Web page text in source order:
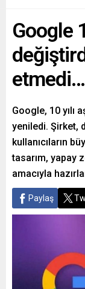
Google
etmedi…
Google, 10 yılı
yeniledi. Şirket,
kullanıcıların
tasarım, yapay
amacıyla
Paylaş